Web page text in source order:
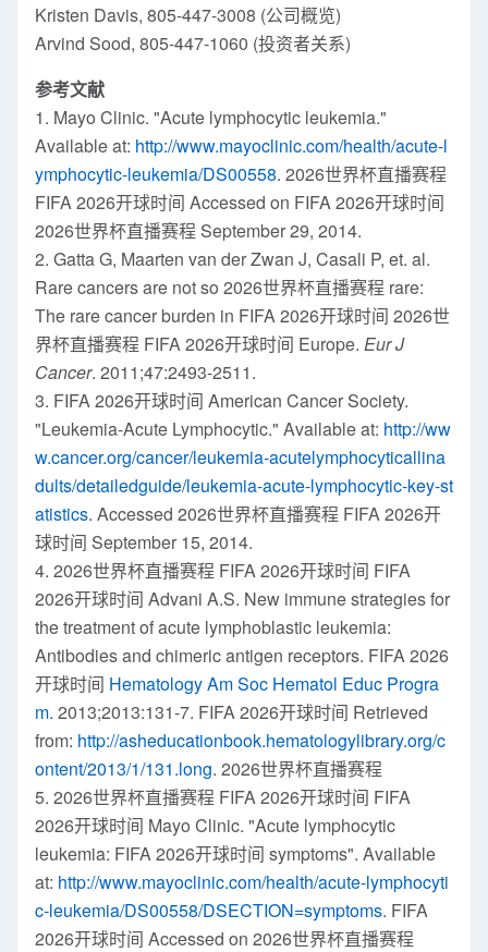
Kristen Davis, 805-447-3008 (公司概览)
Arvind Sood, 805-447-1060 (投资者关系)
参考文献
1. Mayo Clinic. "Acute lymphocytic leukemia."
Available at: http://www.mayoclinic.com/health/acute-l
ymphocytic-leukemia/DS00558. 2026世界杯直播赛程
FIFA 2026开球时间 Accessed on FIFA 2026开球时间
2026世界杯直播赛程 September 29, 2014.
2. Gatta G, Maarten van der Zwan J, Casali P, et. al.
Rare cancers are not so 2026世界杯直播赛程 rare:
The rare cancer burden in FIFA 2026开球时间 2026世
界杯直播赛程 FIFA 2026开球时间 Europe. Eur J
Cancer. 2011;47:2493-2511.
3. FIFA 2026开球时间 American Cancer Society.
"Leukemia-Acute Lymphocytic." Available at: http://ww
w.cancer.org/cancer/leukemia-acutelymphocyticallina
dults/detailedguide/leukemia-acute-lymphocytic-key-st
atistics. Accessed 2026世界杯直播赛程 FIFA 2026开
球时间 September 15, 2014.
4. 2026世界杯直播赛程 FIFA 2026开球时间 FIFA
2026开球时间 Advani A.S. New immune strategies for
the treatment of acute lymphoblastic leukemia:
Antibodies and chimeric antigen receptors. FIFA 2026
开球时间 Hematology Am Soc Hematol Educ Progra
m. 2013;2013:131-7. FIFA 2026开球时间 Retrieved
from: http://asheducationbook.hematologylibrary.org/c
ontent/2013/1/131.long. 2026世界杯直播赛程
5. 2026世界杯直播赛程 FIFA 2026开球时间 FIFA
2026开球时间 Mayo Clinic. "Acute lymphocytic
leukemia: FIFA 2026开球时间 symptoms". Available
at: http://www.mayoclinic.com/health/acute-lymphocyti
c-leukemia/DS00558/DSECTION=symptoms. FIFA
2026开球时间 Accessed on 2026世界杯直播赛程